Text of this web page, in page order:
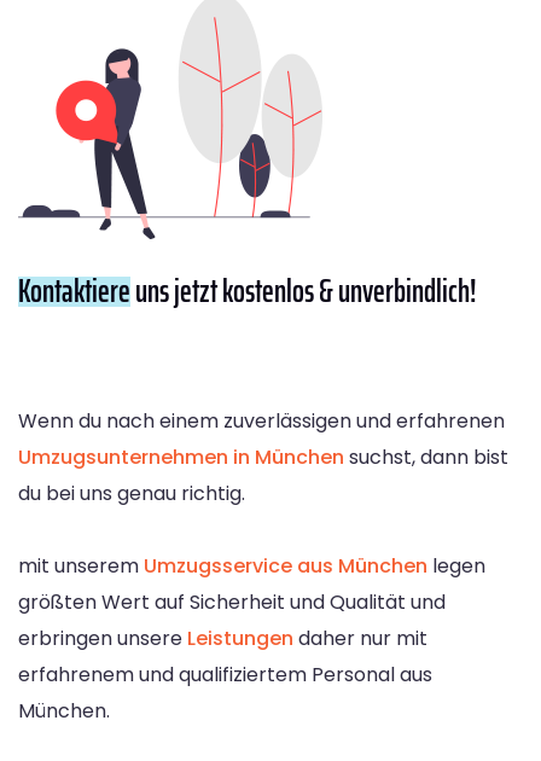
Kontaktiereuns jetzt kostenlos & unverbindlich!
Wenn du nach einem zuverlässigen und erfahrenen
Umzugsunternehmen in München suchst, dann bist
du bei uns genau richtig.
mit unserem Umzugsservice aus München legen
größten Wert auf Sicherheit und Qualität und
erbringen unsere Leistungen daher nur mit
erfahrenem und qualifiziertem Personal aus
München.